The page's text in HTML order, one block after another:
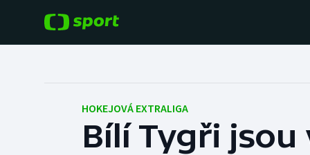
Hokej Baseball a softbal
HOKEJOVÁ EXTRALIGA
Bílí Tygři jsou